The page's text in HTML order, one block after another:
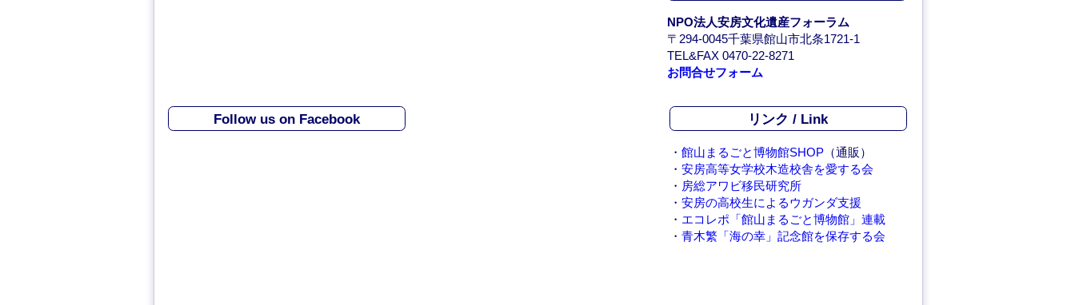
A
r
c
h
v
e
NPO法人安房文化遺産フォーラム
〒294-0045千葉県館山市北条1721-1
TEL&FAX 0470-22-8271
お問合せフォーム
Follow us on Facebook リンク / Link
・ 館山まるごと博物館SHOP（通販）
・ 安房高等女学校木造校舎を愛する会
・ 房総アワビ移民研究所
・ 安房の高校生によるウガンダ支援
・ エコレポ「館山まるごと博物館」連載
・ 青木繁「海の幸」記念館を保存する会